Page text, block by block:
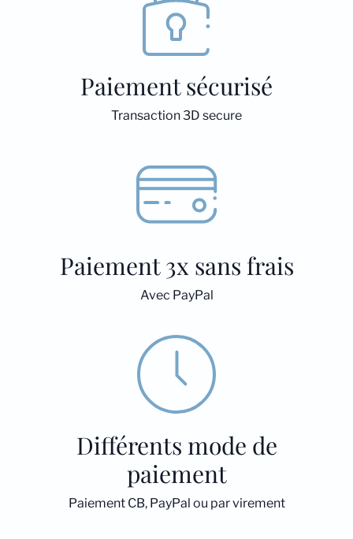
Paiement sécurisé
Transaction 3D secure
Paiement 3x sans frais
Avec PayPal
Différents mode de
paiement
Paiement CB, PayPal ou par virement